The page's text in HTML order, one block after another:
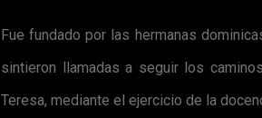
Fue fundado por las hermanas
sintieron llamadas a seguir los
Teresa, mediante el ejercicio de la